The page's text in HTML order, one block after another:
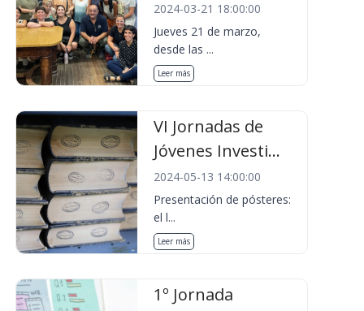
2024-03-21 18:00:00
Jueves 21 de marzo,
desde las ...
Leer más
VI Jornadas de
Jóvenes Investi...
2024-05-13 14:00:00
Presentación de pósteres:
el l...
Leer más
1º Jornada